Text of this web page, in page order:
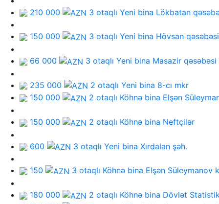
210 000 3 otaqlı Yeni bina Lökbatan
150 000 3 otaqlı Yeni bina Hövsan qəsəbəsi
66 000 3 otaqlı Yeni bina Masazir qəsəbəsi
235 000 2 otaqlı Yeni bina 8-cı mkr
150 000
2 otaqlı Köhnə bina Elşən
150 000 2 otaqlı Köhnə bina Neftçilər
600 3 otaqlı Yeni bina Xırdalan şəh.
150 3 otaqlı Köhnə bina Elşən Süleymanov
180 000 2 otaqlı Köhnə bina Dövlət